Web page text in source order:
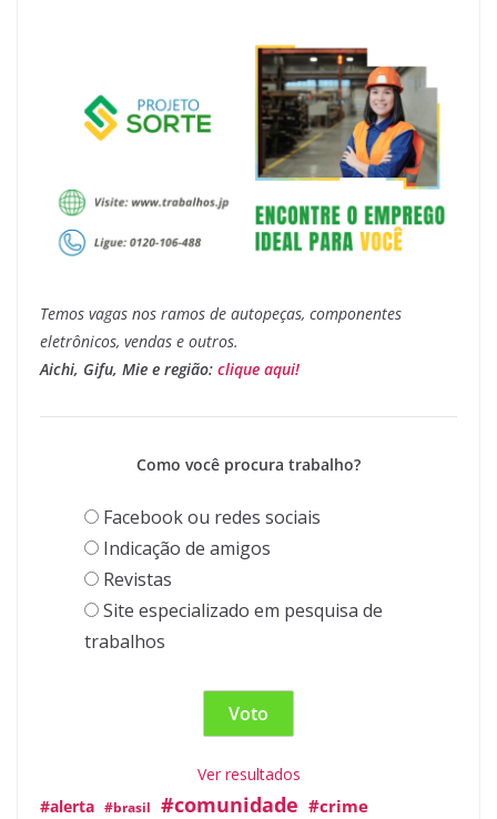
Temos vagas nos ramos de autopeças, componentes
eletrônicos, vendas e outros.
Aichi, Gifu, Mie e região: clique aqui!
Como você procura trabalho?
Facebook ou redes sociais
Indicação de amigos
Revistas
Site especializado em pesquisa de
trabalhos
Ver resultados
#alerta #brasil #comunidade #crime